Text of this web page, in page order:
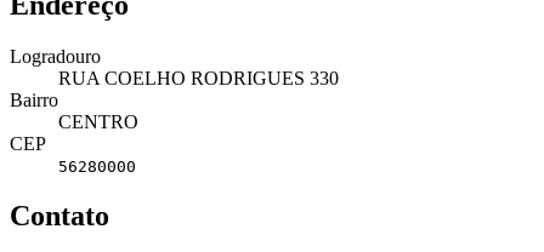
Logradouro
RUA COELHO RODRIGUES 330
Bairro
CENTRO
CEP
56280000
Contato